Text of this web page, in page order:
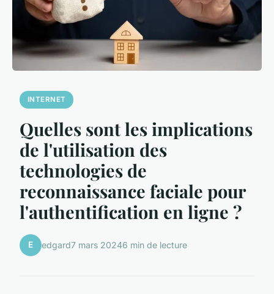
INTERNET
Quelles sont les implications
de l'utilisation des
technologies de
reconnaissance faciale pour
l'authentification en ligne ?
E edgard7 mars 20246 min de lecture